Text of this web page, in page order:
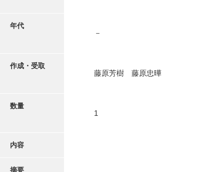
年代
－
作成・受取
藤原芳樹 藤原忠曄
数量
1
内容
摘要